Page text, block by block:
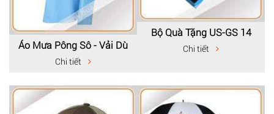
Áo Mưa Pông Sô - Vải Dù
Chi tiết
Bộ Quà Tặng US-GS 14
Chi tiết